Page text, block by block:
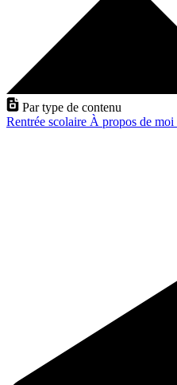
Par type de contenu
Rentrée scolaire À propos de moi